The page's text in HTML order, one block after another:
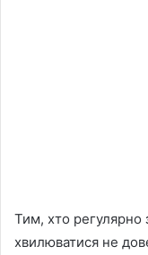
Тим, хто регулярно
хвилюватися не